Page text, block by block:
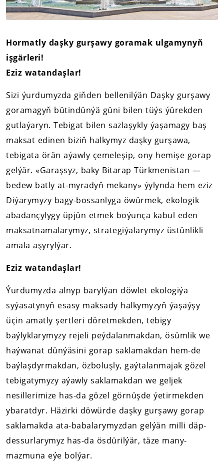
Hormatly daşky gurşawy goramak ulgamynyň
işgärleri!
Eziz watandaşlar!
Sizi ýurdumyzda giňden bellenilýän Daşky gurşawy
goramagyň bütindünýä güni bilen tüýs ýürekden
gutlaýaryn. Tebigat bilen sazlaşykly ýaşamagy baş
maksat edinen biziň halkymyz daşky gurşawa,
tebigata örän aýawly çemeleşip, ony hemişe gorap
gelýär. «Garaşsyz, baky Bitarap Türkmenistan —
bedew batly at-myradyň mekany» ýylynda hem eziz
Diýarymyzy bagy-bossanlyga öwürmek, ekologik
abadançylygy üpjün etmek boýunça kabul eden
maksatnamalarymyz, strategiýalarymyz üstünlikli
amala aşyrylýar.
Eziz watandaşlar!
Ýurdumyzda alnyp barylýan döwlet ekologiýa
syýasatynyň esasy maksady halkymyzyň ýaşaýşy
üçin amatly şertleri döretmekden, tebigy
baýlyklarymyzy rejeli peýdalanmakdan, ösümlik we
haýwanat dünýäsini gorap saklamakdan hem-de
baýlaşdyrmakdan, özboluşly, gaýtalanmajak gözel
tebigatymyzy aýawly saklamakdan we geljek
nesillerimize has-da gözel görnüşde ýetirmekden
ybaratdyr. Häzirki döwürde daşky gurşawy gorap
saklamakda ata-babalarymyzdan gelýän milli däp-
dessurlarymyz has-da ösdürilýär, täze many-
mazmuna eýe bolýar.